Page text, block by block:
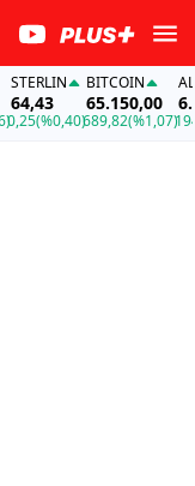
BITCOIN
65.150,00
689,82(%1,07)
ALTIN
6.686,90
194,32